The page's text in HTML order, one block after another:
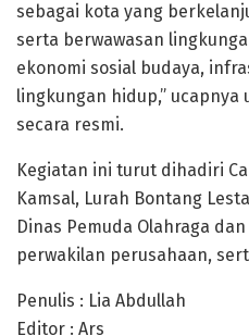
sebagai kota yang
serta berwawasan
ekonomi sosial budaya,
lingkungan hidup,” ucapnya
secara resmi.
Kegiatan ini turut dihadiri
Kamsal, Lurah Bontang
Dinas Pemuda Olahraga
perwakilan perusahaan,
Penulis : Lia Abdullah
Editor : Ars